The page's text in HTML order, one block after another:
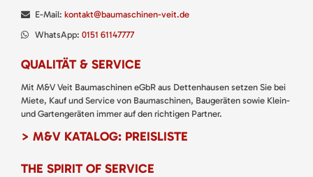
E-Mail: kontakt@baumaschinen-veit.de
WhatsApp: 0151 61147777
QUALITÄT & SERVICE
Mit M&V Veit Baumaschinen eGbR aus Dettenhausen setzen Sie bei
Miete, Kauf und Service von Baumaschinen, Baugeräten sowie Klein-
und Gartengeräten immer auf den richtigen Partner.
> M&V KATALOG: PREISLISTE
THE SPIRIT OF SERVICE